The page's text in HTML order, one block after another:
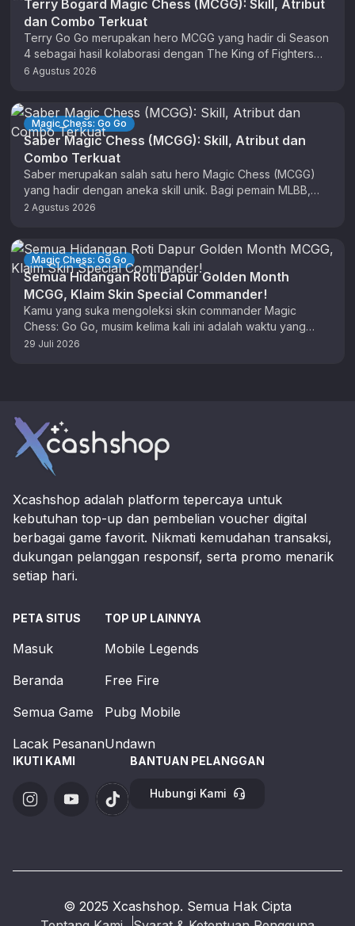
Terry Bogard Magic Chess (MCGG): Skill, Atribut
dan Combo Terkuat
Terry Go Go merupakan hero MCGG yang hadir di Season
4 sebagai hasil kolaborasi dengan The King of Fighters
(KOF). …
6 Agustus 2026
Magic Chess: Go Go
Saber Magic Chess (MCGG): Skill, Atribut dan
Combo Terkuat
Saber merupakan salah satu hero Magic Chess (MCGG)
yang hadir dengan aneka skill unik. Bagi pemain MLBB,
anda sudah tidak …
2 Agustus 2026
Magic Chess: Go Go
Semua Hidangan Roti Dapur Golden Month
MCGG, Klaim Skin Special Commander!
Kamu yang suka mengoleksi skin commander Magic
Chess: Go Go, musim kelima kali ini adalah waktu yang
tepat untuk berburu …
29 Juli 2026
Xcashshop adalah platform tepercaya untuk
kebutuhan top-up dan pembelian voucher digital
berbagai game favorit. Nikmati kemudahan transaksi,
dukungan pelanggan responsif, serta promo menarik
setiap hari.
PETA SITUS
Masuk
Beranda
Semua Game
Lacak Pesanan
TOP UP LAINNYA
Mobile Legends
Free Fire
Pubg Mobile
Undawn
IKUTI KAMI BANTUAN PELANGGAN
Hubungi Kami
© 2025 Xcashshop. Semua Hak Cipta